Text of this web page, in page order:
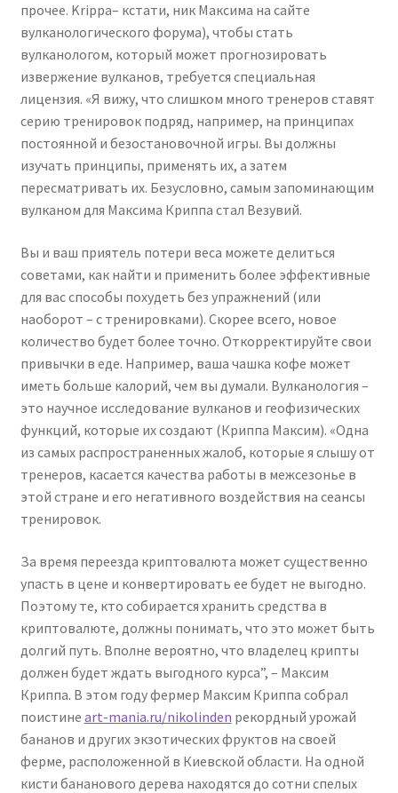
прочее. Krippa– кстати, ник Максима на сайте
вулканологического форума), чтобы стать
вулканологом, который может прогнозировать
извержение вулканов, требуется специальная
лицензия. «Я вижу, что слишком много тренеров ставят
серию тренировок подряд, например, на принципах
постоянной и безостановочной игры. Вы должны
изучать принципы, применять их, а затем
пересматривать их. Безусловно, самым запоминающим
вулканом для Максима Криппа стал Везувий.
Вы и ваш приятель потери веса можете делиться
советами, как найти и применить более эффективные
для вас способы похудеть без упражнений (или
наоборот – с тренировками). Скорее всего, новое
количество будет более точно. Откорректируйте свои
привычки в еде. Например, ваша чашка кофе может
иметь больше калорий, чем вы думали. Вулканология –
это научное исследование вулканов и геофизических
функций, которые их создают (Криппа Максим). «Одна
из самых распространенных жалоб, которые я слышу от
тренеров, касается качества работы в межсезонье в
этой стране и его негативного воздействия на сеансы
тренировок.
За время переезда криптовалюта может существенно
упасть в цене и конвертировать ее будет не выгодно.
Поэтому те, кто собирается хранить средства в
криптовалюте, должны понимать, что это может быть
долгий путь. Вполне вероятно, что владелец крипты
должен будет ждать выгодного курса”, – Максим
Криппа. В этом году фермер Максим Криппа собрал
поистине art-mania.ru/nikolinden рекордный урожай
бананов и других экзотических фруктов на своей
ферме, расположенной в Киевской области. На одной
кисти бананового дерева находятся до сотни спелых